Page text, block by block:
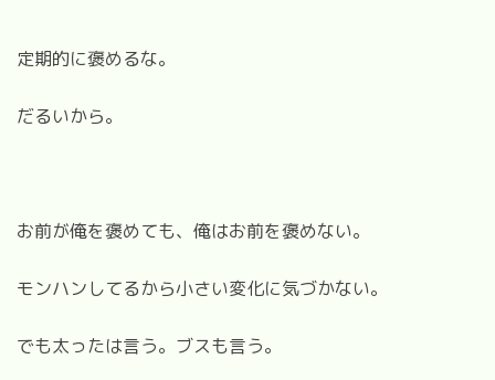
定期的に褒めるな。
だるいから。
お前が俺を褒めても、俺はお前を褒めない。
モンハンしてるから小さい変化に気づかない。
でも太ったは言う。ブスも言う。